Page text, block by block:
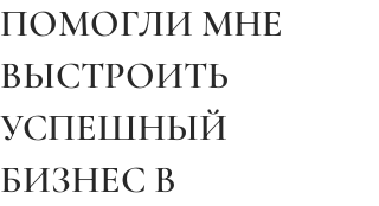
ПОМОГЛИ МНЕ
ВЫСТРОИТЬ
УСПЕШНЫЙ
БИЗНЕС В